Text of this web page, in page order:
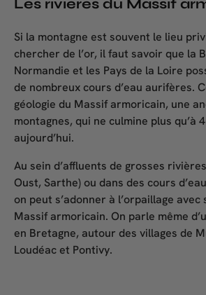
Les rivières du Massif
Si la montagne est souvent le lieu
chercher de l’or, il faut savoir que la
Normandie et les Pays de la Loire
de nombreux cours d’eau aurifères.
géologie du Massif armoricain, une
montagnes, qui ne culmine plus qu’à
aujourd’hui.
Au sein d’affluents de grosses
Oust, Sarthe) ou dans des cours
on peut s’adonner à l’orpaillage avec
Massif armoricain. On parle même
en Bretagne, autour des villages de
Loudéac et Pontivy.